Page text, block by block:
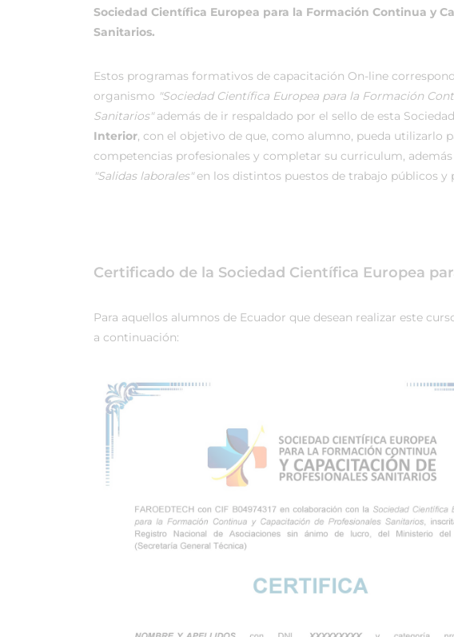
Sociedad Científica Europea para la Formación Continua y
Sanitarios.
Estos programas formativos de capacitación On-line
organismo "Sociedad Científica Europea para la Formación
Sanitarios"además de ir respaldado por el sello de esta
Interior, con el objetivo de que, como alumno, pueda utilizarlo
competencias profesionales y completar su curriculum,
"Salidas laborales"en los distintos puestos de trabajo públicos y
Certificado de la Sociedad Científica Europea
Para aquellos alumnos de Ecuador que desean realizar este
a continuación: